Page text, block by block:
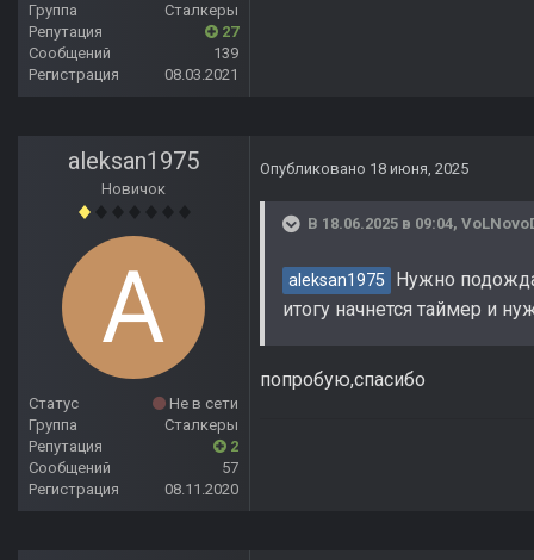
Группа
Сталкеры
Репутация
27
Сообщений
139
Регистрация
08.03.2021
aleksan1975
Новичок
Статус
Не в сети
Группа
Сталкеры
Репутация
2
Сообщений
57
Регистрация
08.11.2020
Опубликовано 18 июня, 2025
В 18.06.2025 в 09:04,
aleksan1975
Нужно
итогу начнется таймер и
попробую,спасибо